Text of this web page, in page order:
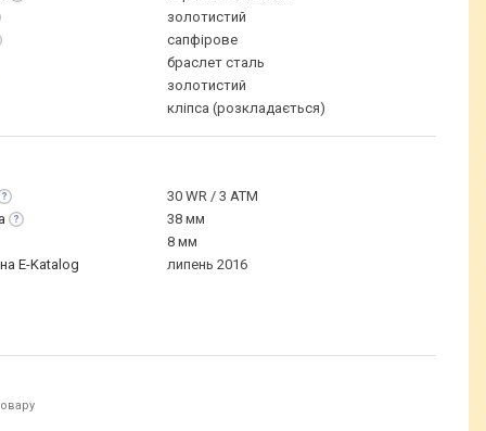
золотистий
сапфірове
браслет сталь
золотистий
кліпса (розкладається)
30 WR / 3 ATM
38 мм
8 мм
E-Katalog
липень 2016